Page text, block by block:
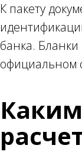
К пакету
банка.
официальном